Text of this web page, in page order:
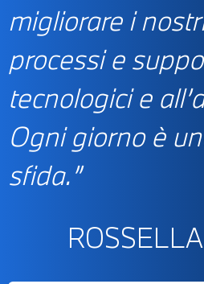
migliorare i
processi e
tecnologici e
Ogni giorno è
sfida.”